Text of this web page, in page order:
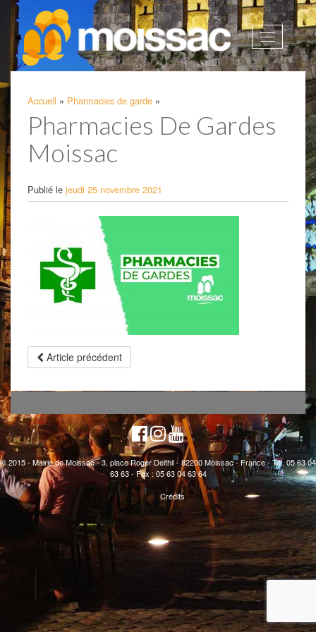
Afficher
la
Accueil » Pharmacies de garde »
Pharmacies De Gardes
Moissac
Publié le jeudi 25 novembre 2021
Article précédent
© 2015 - Mairie de Moissac - 3, place Roger Delthil - 82200 Moissac - France - Tél. 05 63 04
63 63 - Fax : 05 63 04 63 64
Crédits